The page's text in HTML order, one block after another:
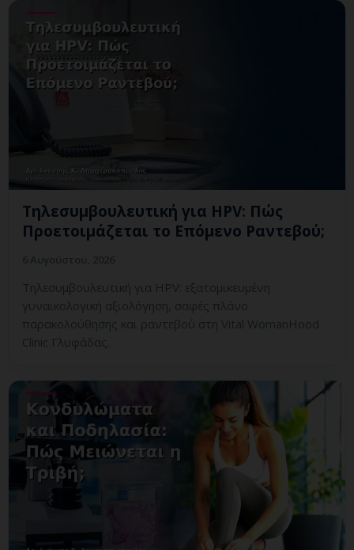
Τηλεσυμβουλευτική για HPV: Πώς
Προετοιμάζεται το Επόμενο Ραντεβού;
Τηλεσυμβουλευτική για HPV: εξατομικευμένη
γυναικολογική αξιολόγηση, σαφές πλάνο
παρακολούθησης και ραντεβού στη Vital WomanHood
Clinic Γλυφάδας.